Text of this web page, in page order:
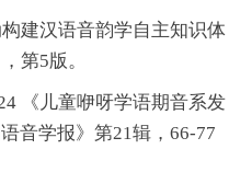
建汉语音韵学自主知识体
第5版。
《儿童咿呀学语期音系发
音学报》第21辑，66-77